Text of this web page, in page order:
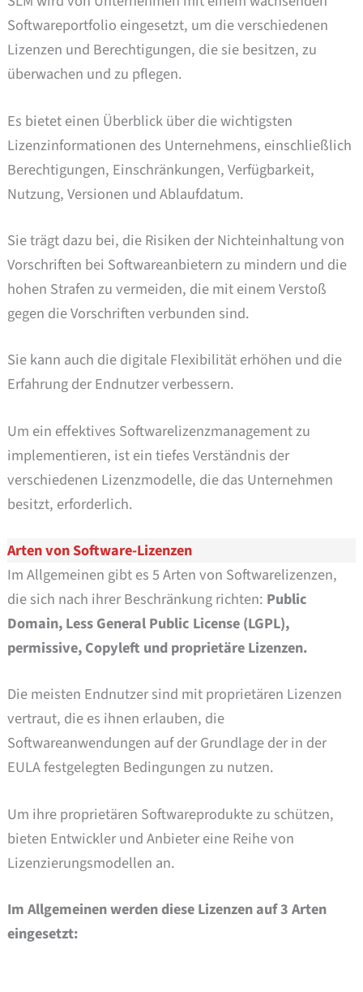
Softwareportfolio eingesetzt, um die verschiedenen
Lizenzen und Berechtigungen, die sie besitzen, zu
überwachen und zu pflegen.
Es bietet einen Überblick über die wichtigsten
Lizenzinformationen des Unternehmens, einschließlich
Berechtigungen, Einschränkungen, Verfügbarkeit,
Nutzung, Versionen und Ablaufdatum.
Sie trägt dazu bei, die Risiken der Nichteinhaltung von
Vorschriften bei Softwareanbietern zu mindern und die
hohen Strafen zu vermeiden, die mit einem Verstoß
gegen die Vorschriften verbunden sind.
Sie kann auch die digitale Flexibilität erhöhen und die
Erfahrung der Endnutzer verbessern.
Um ein effektives Softwarelizenzmanagement zu
implementieren, ist ein tiefes Verständnis der
verschiedenen Lizenzmodelle, die das Unternehmen
besitzt, erforderlich.
Arten von Software-Lizenzen
Im Allgemeinen gibt es 5 Arten von Softwarelizenzen,
die sich nach ihrer Beschränkung richten: Public
Domain, Less General Public License (LGPL),
permissive, Copyleft und proprietäre Lizenzen.
Die meisten Endnutzer sind mit proprietären Lizenzen
vertraut, die es ihnen erlauben, die
Softwareanwendungen auf der Grundlage der in der
EULA festgelegten Bedingungen zu nutzen.
Um ihre proprietären Softwareprodukte zu schützen,
bieten Entwickler und Anbieter eine Reihe von
Lizenzierungsmodellen an.
Im Allgemeinen werden diese Lizenzen auf 3 Arten
eingesetzt: